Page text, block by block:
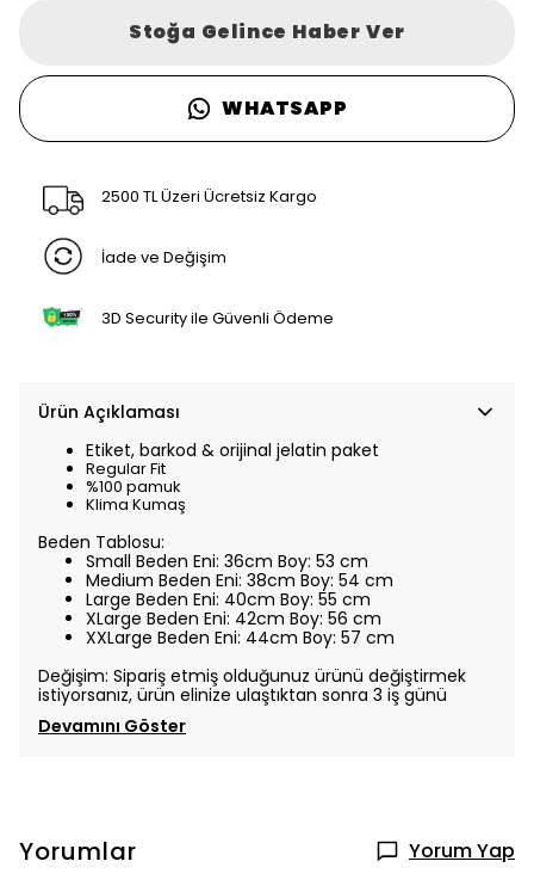
Stoğa Gelince Haber Ver
WHATSAPP
2500 TL Üzeri Ücretsiz Kargo
İade ve Değişim
3D Security ile Güvenli Ödeme
Ürün Açıklaması
Etiket, barkod & orijinal jelatin paket
Regular Fit
%100 pamuk
Klima Kumaş
Beden Tablosu:
Small Beden Eni: 36cm Boy: 53 cm
Medium Beden Eni: 38cm Boy: 54 cm
Large Beden Eni: 40cm Boy: 55 cm
XLarge Beden Eni: 42cm Boy: 56 cm
XXLarge Beden Eni: 44cm Boy: 57 cm
Değişim: Sipariş etmiş olduğunuz ürünü değiştirmek
istiyorsanız, ürün elinize ulaştıktan sonra 3 iş günü
Devamını Göster
Yorumlar Yorum Yap